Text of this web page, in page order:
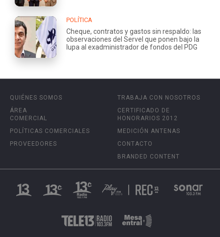
POLÍTICA
Cheque, contratos y gastos sin respaldo: las
observaciones del Servel que ponen bajo la
lupa al exadministrador de fondos del PDG
QUIÉNES SOMOS
ÁREA
COMERCIAL
POLÍTICAS COMERCIALES
PROVEEDORES
TRABAJA CON NOSOTROS
CERTIFICADO DE
HONORARIOS 2012
MEDICIÓN ANTENAS
CONTACTO
BRANDED CONTENT